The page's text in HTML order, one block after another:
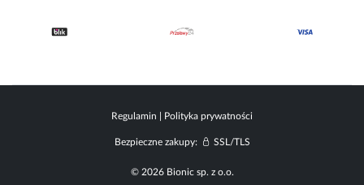
Regulamin Polityka prywatności
Bezpieczne zakupy: SSL/TLS
© 2026 Bionic sp. z o.o.